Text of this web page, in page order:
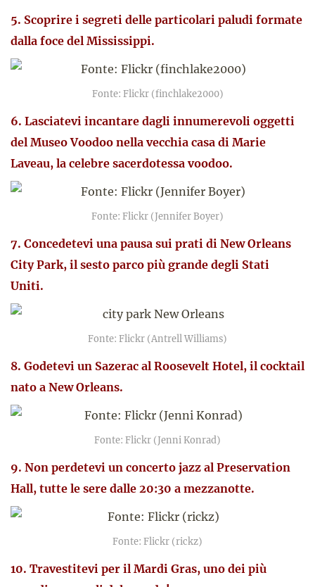
5. Scoprire i segreti delle particolari paludi formate
dalla foce del Mississippi.
Fonte: Flickr (finchlake2000)
6. Lasciatevi incantare dagli innumerevoli oggetti
del Museo Voodoo nella vecchia casa di Marie
Laveau, la celebre sacerdotessa voodoo.
Fonte: Flickr (Jennifer Boyer)
7. Concedetevi una pausa sui prati di New Orleans
City Park, il sesto parco più grande degli Stati
Uniti.
Fonte: Flickr (Antrell Williams)
8. Godetevi un Sazerac al Roosevelt Hotel, il cocktail
nato a New Orleans.
Fonte: Flickr (Jenni Konrad)
9. Non perdetevi un concerto jazz al Preservation
Hall, tutte le sere dalle 20:30 a mezzanotte.
Fonte: Flickr (rickz)
10. Travestitevi per il Mardi Gras, uno dei più